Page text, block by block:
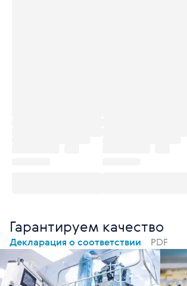
Гарантируем качество
Декларация о соответствии PDF